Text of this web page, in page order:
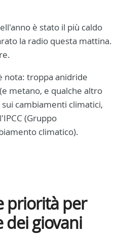
è stato il più caldo
la radio questa mattina.
nota: troppa anidride
metano, e qualche altro
cambiamenti climatici,
(Gruppo
climatico).
priorità per
dei giovani